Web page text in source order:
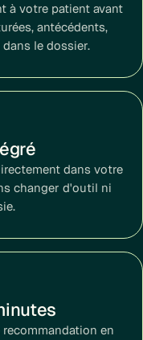
à votre patient avant
antécédents,
le dossier.
dans votre
changer d'outil ni
en